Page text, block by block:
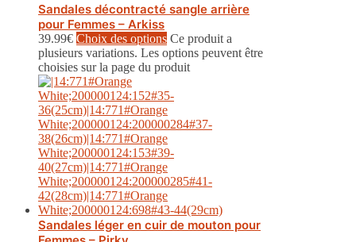
Sandales décontracté sangle arrière
pour Femmes – Arkiss
39.99€ Choix des options Ce produit a
plusieurs variations. Les options peuvent être
choisies sur la page du produit
Sandales léger en cuir de mouton pour